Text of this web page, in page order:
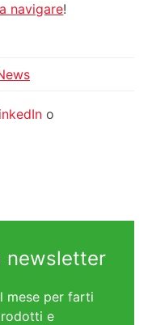
navigare!
o
newsletter
mese per farti
e